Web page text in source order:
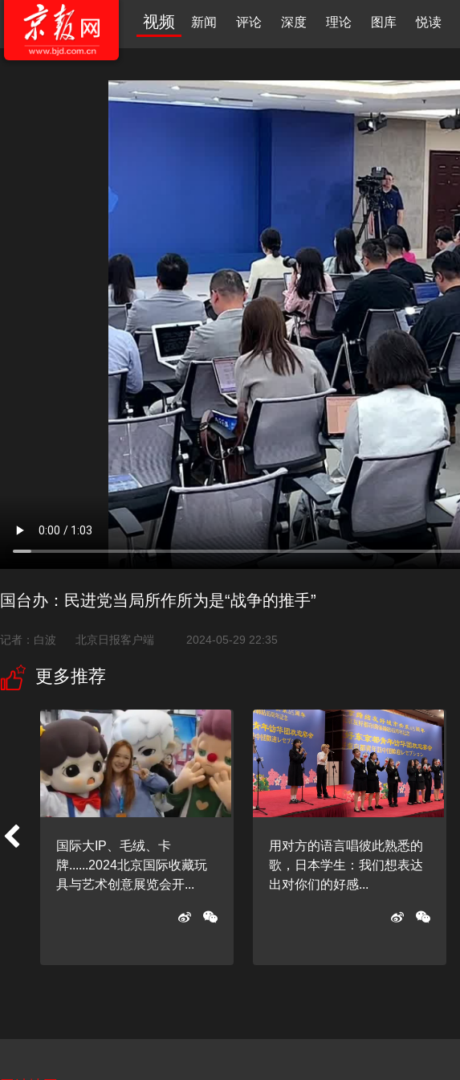
视频 新闻 评论 深度 理论 图库 悦读
国台办：民进党当局所作所为是“战争的推手”
记者：白波 北京日报客户端 2024-05-29 22:35
更多推荐
国际大IP、毛绒、卡
牌......2024北京国际收藏玩
具与艺术创意展览会开...
用对方的语言唱彼此熟悉的
歌，日本学生：我们想表达
出对你们的好感...